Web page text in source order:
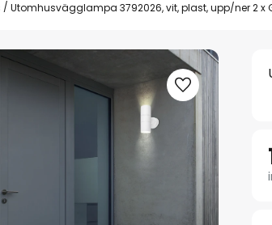
Utomhusvägglampa 3792026, vit, plast, upp/ner 2 x